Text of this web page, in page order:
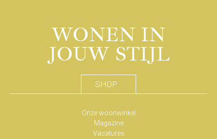
WONEN IN
JOUW STIJL
SHOP
Onze woonwinkel
Magazine
Vacatures